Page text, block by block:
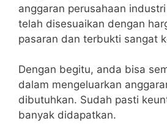
anggaran perusahaan
telah disesuaikan dengan
pasaran dan terbukti sangat
Dengan begitu, anda bisa
dalam mengeluarkan
dibutuhkan. Sudah pasti
banyak didapatkan.